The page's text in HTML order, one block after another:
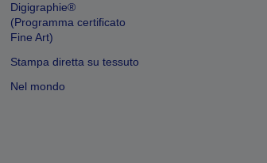
Digigraphie®
(Programma certificato
Fine Art)
Stampa diretta su tessuto
Nel mondo